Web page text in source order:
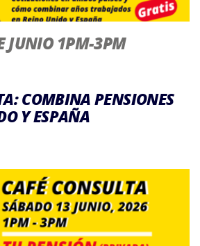
JUNIO 1PM-3PM
COMBINA PENSIONES
Y ESPAÑA